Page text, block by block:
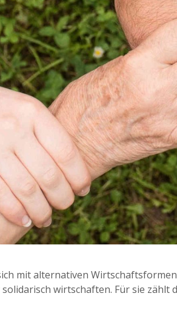
mit alternativen
wirtschaften. Für sie zählt